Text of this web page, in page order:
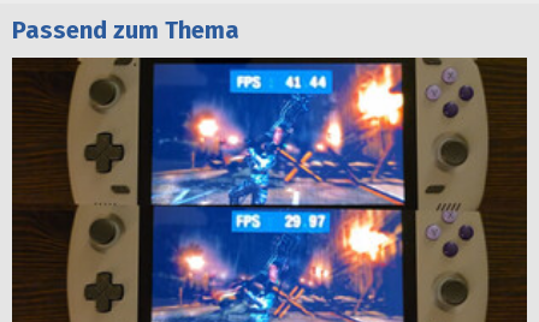
Passend zum Thema